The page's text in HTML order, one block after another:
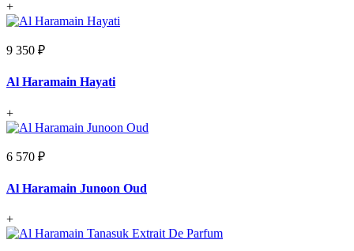
+
9 350 ₽
Al Haramain Hayati
+
6 570 ₽
Al Haramain Junoon Oud
+